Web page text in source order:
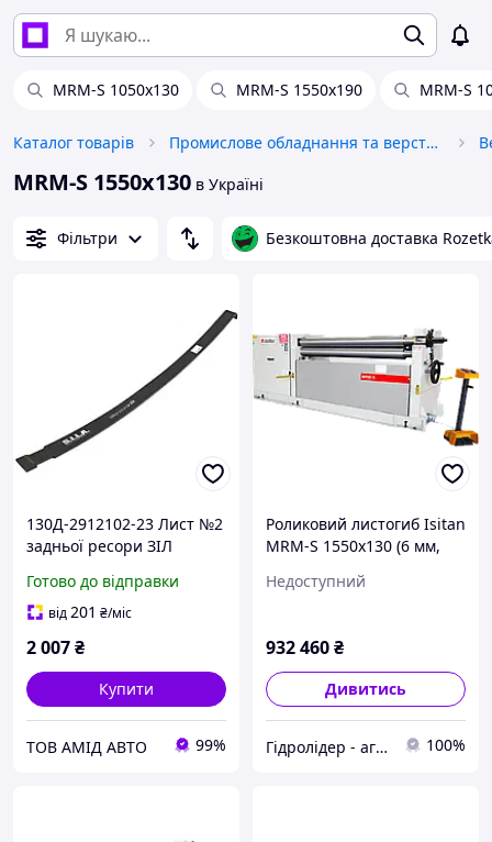
MRM-S 1050x130 MRM-S 1550x190 MRM-S
Каталог товарів Промислове обладнання та верстати
MRM-S 1550x130 в Україні
Фільтри Безкоштовна доставка
130Д-2912102-23 Лист №2
задньої ресори ЗІЛ
S.I.L.A. AC)
Готово до відправки
від201 ₴/міс
2 007₴
Купити
ТОВ АМІД АВТО 99%
Роликовий листогиб Isitan
MRM-S 1550x130 (6 мм,
Недоступний
932 460₴
Дивитись
Гідролідер - агротехніка, промислове та будівельне обладнання 100%